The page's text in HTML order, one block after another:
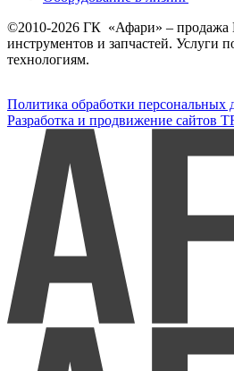
©2010-2026 ГК «Афари» – продажа
инструментов и запчастей. Услуги
технологиям.
Политика обработки персональных
Разработка и продвижение сайтов